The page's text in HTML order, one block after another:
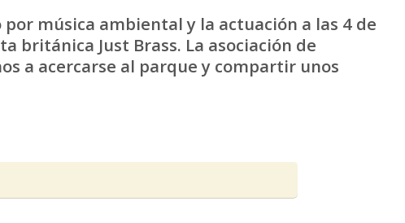
música ambiental y la actuación a las 4 de
británica Just Brass. La asociación de
a acercarse al parque y compartir unos